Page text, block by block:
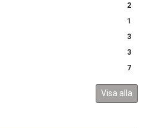
2
1
3
3
7
Visa alla